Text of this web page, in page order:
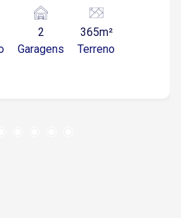
e
2
Garagens
365m²
Terreno